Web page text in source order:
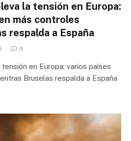
la tensión en Europa:
más controles
respalda a España
0
en Europa: varios países
Bruselas respalda a España